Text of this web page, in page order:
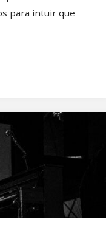
para intuir que